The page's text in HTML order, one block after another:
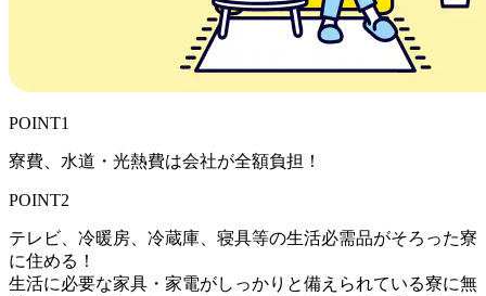
POINT1
寮費、水道・光熱費は会社が全額負担！
POINT2
テレビ、冷暖房、冷蔵庫、寝具等の生活必需品がそろった寮
に住める！
生活に必要な家具・家電がしっかりと備えられている寮に無